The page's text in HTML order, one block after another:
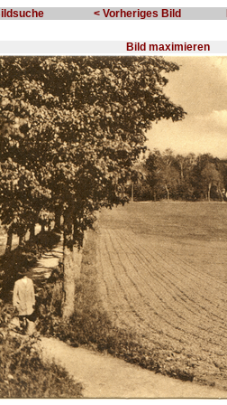
< Vorheriges Bild
Bild maximieren